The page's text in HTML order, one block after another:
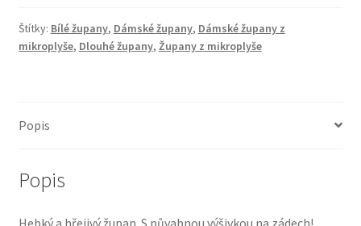
Štítky: Bílé župany, Dámské župany, Dámské župany z
mikroplyše, Dlouhé župany, Župany z mikroplyše
Popis
Popis